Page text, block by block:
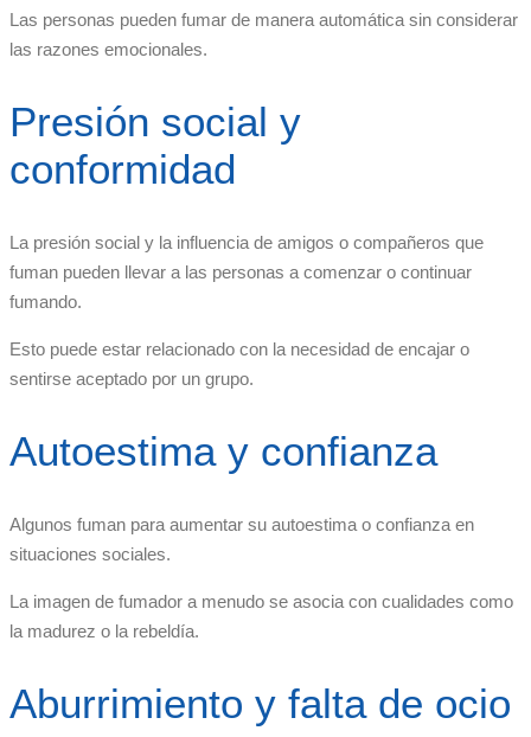
Las personas pueden fumar de manera automática sin considerar
las razones emocionales.
Presión social y
conformidad
La presión social y la influencia de amigos o compañeros que
fuman pueden llevar a las personas a comenzar o continuar
fumando.
Esto puede estar relacionado con la necesidad de encajar o
sentirse aceptado por un grupo.
Autoestima y confianza
Algunos fuman para aumentar su autoestima o confianza en
situaciones sociales.
La imagen de fumador a menudo se asocia con cualidades como
la madurez o la rebeldía.
Aburrimiento y falta de ocio